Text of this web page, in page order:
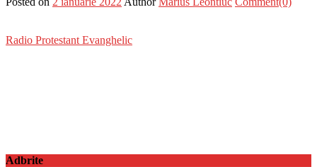
Radio Protestant Evanghelic
Adbrite